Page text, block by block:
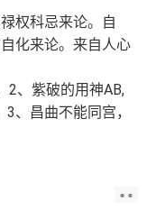
权科忌来论。自
化来论。来自人心
2、紫破的用神AB,
、昌曲不能同宫，